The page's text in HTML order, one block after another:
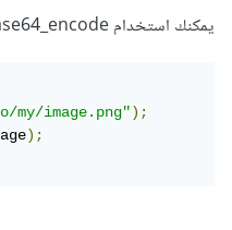
يمكنك استخدام base64_encode كالتالي
my/image.png");
);